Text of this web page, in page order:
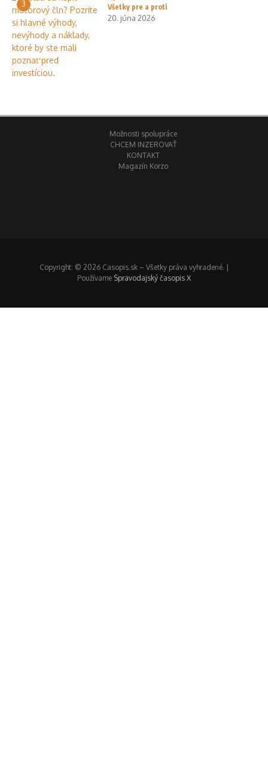
3
Všetky pre a proti
20. júna 2026
Možnosti spolupráce
CHCEM INZEROVAŤ
KONTAKT
Magazín Korzo
Copyright: © 2026 Casopis.sk – Všetky práva vyhradené. |
Používame Spravodajský časopis X